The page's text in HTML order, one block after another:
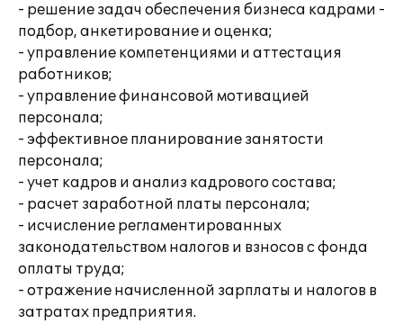
- решение задач обеспечения бизнеса кадрами -
подбор, анкетирование и оценка;
- управление компетенциями и аттестация
работников;
- управление финансовой мотивацией
персонала;
- эффективное планирование занятости
персонала;
- учет кадров и анализ кадрового состава;
- расчет заработной платы персонала;
- исчисление регламентированных
законодательством налогов и взносов с фонда
оплаты труда;
- отражение начисленной зарплаты и налогов в
затратах предприятия.